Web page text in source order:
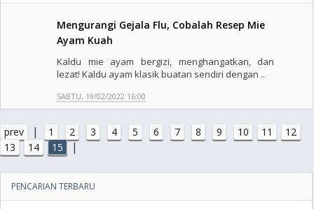
Mengurangi Gejala Flu, Cobalah Resep Mie
Ayam Kuah
Kaldu mie ayam bergizi, menghangatkan, dan
lezat! Kaldu ayam klasik buatan sendiri dengan ..
SABTU, 19/02/2022 16:00
prev | 1 2 3 4 5 6 7 8 9 10 11
12
13
14 15 |
PENCARIAN TERBARU